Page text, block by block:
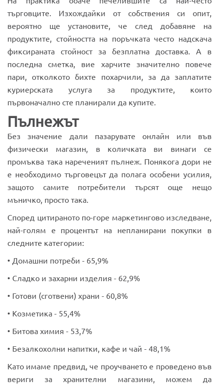
търговците. Изхождайки от собствения си опит,
вероятно ще установите, че след добавяне на
продуктите, стойността на поръчката често надскача
фиксираната стойност за безплатна доставка. А в
последна сметка, вие харчите значително повече
пари, отколкото бихте похарчили, за да заплатите
куриерската услуга за продуктите, които
първоначално сте планирали да купите.
Пълнежът
Без значение дали пазарувате онлайн или във
физически магазин, в количката ви винаги се
промъква така нареченият пълнеж. Понякога дори не
е необходимо търговецът да полага особени усилия,
защото самите потребители търсят още нещо
мъничко, просто така.
Според цитираното по-горе маркетингово изследване,
най-голям е процентът на непланирани покупки в
следните категории:
• Домашни потреби - 65,9%
• Сладко и захарни изделия - 62,9%
• Готови (сготвени) храни - 60,8%
• Козметика - 55,4%
• Битова химия - 53,7%
• Безалкохолни напитки, кафе и чай - 48,1%
Като имаме предвид, че проучването е проведено във
вериги за хранителни магазини, можем да